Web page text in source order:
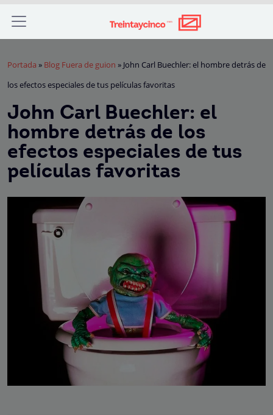
Portada » Blog Fuera de guion » John Carl Buechler: el hombre detrás de
los efectos especiales de tus películas favoritas
John Carl Buechler: el
hombre detrás de los
efectos especiales de tus
películas favoritas